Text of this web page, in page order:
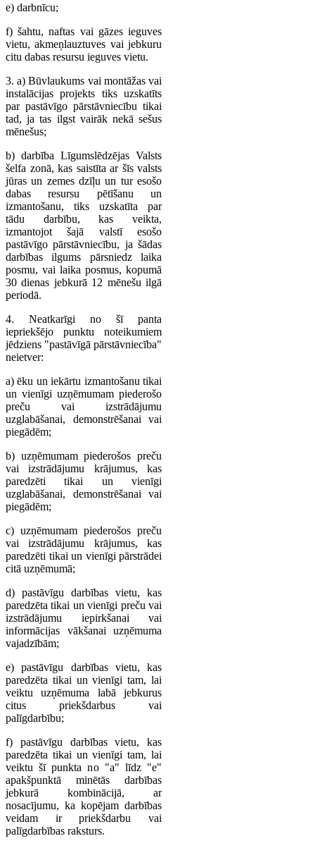
e) darbnīcu;
f) šahtu, naftas vai gāzes ieguves
vietu, akmeņlauztuves vai jebkuru
citu dabas resursu ieguves vietu.
3. a) Būvlaukums vai montāžas vai
instalācijas projekts tiks uzskatīts
par pastāvīgo pārstāvniecību tikai
tad, ja tas ilgst vairāk nekā sešus
mēnešus;
b) darbība Līgumslēdzējas Valsts
šelfa zonā, kas saistīta ar šīs valsts
jūras un zemes dzīļu un tur esošo
dabas resursu pētīšanu un
izmantošanu, tiks uzskatīta par
tādu darbību, kas veikta,
izmantojot šajā valstī esošo
pastāvīgo pārstāvniecību, ja šādas
darbības ilgums pārsniedz laika
posmu, vai laika posmus, kopumā
30 dienas jebkurā 12 mēnešu ilgā
periodā.
4. Neatkarīgi no šī panta
iepriekšējo punktu noteikumiem
jēdziens "pastāvīgā pārstāvniecība"
neietver:
a) ēku un iekārtu izmantošanu tikai
un vienīgi uzņēmumam piederošo
preču vai izstrādājumu
uzglabāšanai, demonstrēšanai vai
piegādēm;
b) uzņēmumam piederošos preču
vai izstrādājumu krājumus, kas
paredzēti tikai un vienīgi
uzglabāšanai, demonstrēšanai vai
piegādēm;
c) uzņēmumam piederošos preču
vai izstrādājumu krājumus, kas
paredzēti tikai un vienīgi pārstrādei
citā uzņēmumā;
d) pastāvīgu darbības vietu, kas
paredzēta tikai un vienīgi preču vai
izstrādājumu iepirkšanai vai
informācijas vākšanai uzņēmuma
vajadzībām;
e) pastāvīgu darbības vietu, kas
paredzēta tikai un vienīgi tam, lai
veiktu uzņēmuma labā jebkurus
citus priekšdarbus vai
palīgdarbību;
f) pastāvīgu darbības vietu, kas
paredzēta tikai un vienīgi tam, lai
veiktu šī punkta no "a" līdz "e"
apakšpunktā minētās darbības
jebkurā kombinācijā, ar
nosacījumu, ka kopējam darbības
veidam ir priekšdarbu vai
palīgdarbības raksturs.